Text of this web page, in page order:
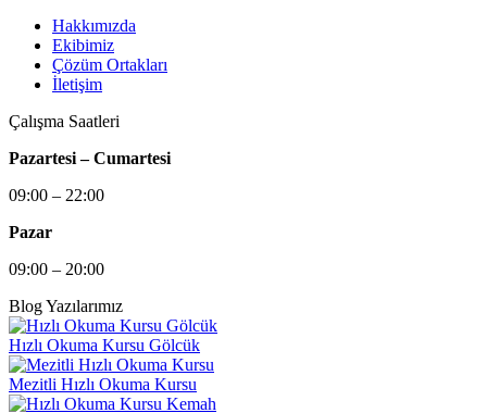
Hakkımızda
Ekibimiz
Çözüm Ortakları
İletişim
Çalışma Saatleri
Pazartesi – Cumartesi
09:00 – 22:00
Pazar
09:00 – 20:00
Blog Yazılarımız
Hızlı Okuma Kursu Gölcük
Mezitli Hızlı Okuma Kursu